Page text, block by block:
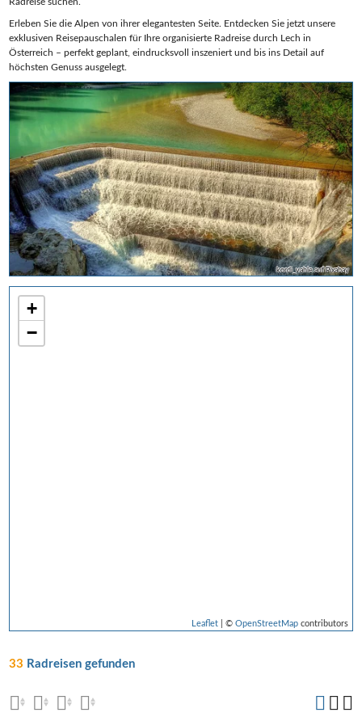
kordi_vahle auf Pixabay
+
−
Leaflet| © OpenStreetMapcontributors
Erleben Sie die Alpen von ihrer elegantesten Seite. Entdecken Sie jetzt unsere
exklusiven Reisepauschalen für Ihre organisierte Radreise durch Lech in
Österreich – perfekt geplant, eindrucksvoll inszeniert und bis ins Detail auf
höchsten Genuss ausgelegt.
33 Radreisen gefunden